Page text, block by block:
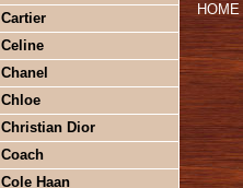
Cartier
Celine
Chanel
Chloe
Christian Dior
Coach
Cole Haan
HOME